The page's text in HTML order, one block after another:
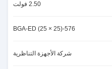
2.50 فولت
576-BGA-ED (25 × 25)
شركة الأجهزة التناظرية